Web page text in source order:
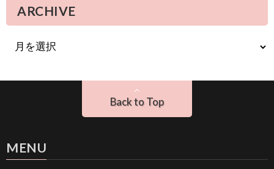
ARCHIVE
Back to Top
MENU